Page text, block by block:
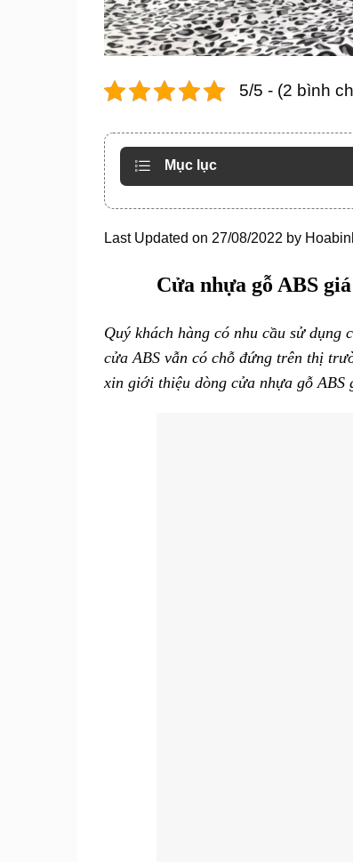
5/5 - (2 bình
Mục lục
Last Updated on 27/08/2022 by
Cửa nhựa gỗ ABS
Quý khách hàng có nhu cầu sử
cửa ABS vẫn có chỗ đứng trên thị
xin giới thiệu dòng cửa nhựa gỗ ABS